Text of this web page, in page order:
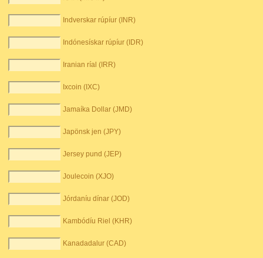
Indverskar rúpíur (INR)
Indónesískar rúpíur (IDR)
Iranian ríal (IRR)
Ixcoin (IXC)
Jamaíka Dollar (JMD)
Japönsk jen (JPY)
Jersey pund (JEP)
Joulecoin (XJO)
Jórdaníu dínar (JOD)
Kambódíu Riel (KHR)
Kanadadalur (CAD)